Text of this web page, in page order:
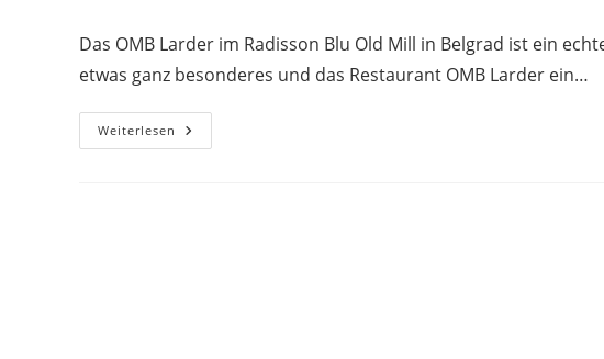
Das OMB Larder im Radisson Blu Old Mill in Belgrad ist ein
etwas ganz besonderes und das Restaurant OMB Larder ein…
Weiterlesen Das
OMB